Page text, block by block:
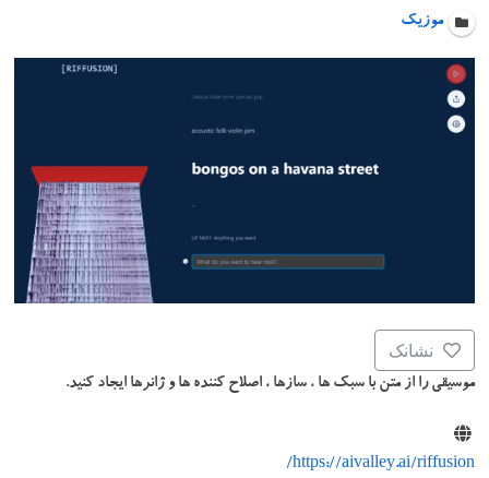
موزیک
نشانک
موسیقی را از متن با سبک ها ، سازها ، اصلاح کننده ها و ژانرها ایجاد کنید.
https://aivalley.ai/riffusion/